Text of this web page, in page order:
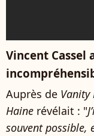
Vincent Cassel
Auprès de Vanity
Haine révélait : "
souvent possible,